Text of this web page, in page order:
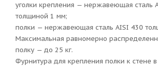
уголки крепления — нержавеющая сталь
толщиной 1 мм;
полки — нержавеющая сталь AISI 430
Максимальная равномерно
полку — до 25 кг.
Фурнитура для крепления полки к стене